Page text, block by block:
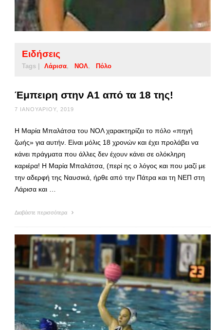
Ειδήσεις
Tags | Λάρισα ΝΟΛ Πόλο
Έμπειρη στην Α1 από τα 18 της!
7 ΙΑΝΟΥΑΡΊΟΥ, 2019
Η Μαρία Μπαλάτσα του ΝΟΛ χαρακτηρίζει το πόλο «πηγή
ζωής» για αυτήν. Είναι μόλις 18 χρονών και έχει προλάβει να
κάνει πράγματα που άλλες δεν έχουν κάνει σε ολόκληρη
καριέρα! Η Μαρία Μπαλάτσα, (περί ης ο λόγος και που μαζί με
την αδερφή της Ναυσικά, ήρθε από την Πάτρα και τη ΝΕΠ στη
Λάρισα και …
Διαβάστε περισσότερα